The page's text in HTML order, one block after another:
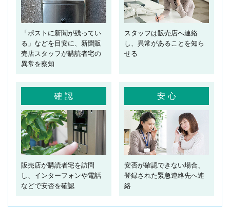
「ポストに新聞が残ってい
る」などを目安に、新聞販
売店スタッフが購読者宅の
異常を察知
スタッフは販売店へ連絡
し、異常があることを知ら
せる
確認
販売店が購読者宅を訪問
し、インターフォンや電話
などで安否を確認
安心
安否が確認できない場合、
登録された緊急連絡先へ連
絡